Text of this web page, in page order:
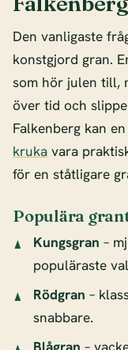
Den vanligaste
konstgjord gran.
som hör julen till,
över tid och
Falkenberg kan
kruka vara
för en ståtligare
Populära
Kungsgran –
populäraste
Rödgran –
snabbare.